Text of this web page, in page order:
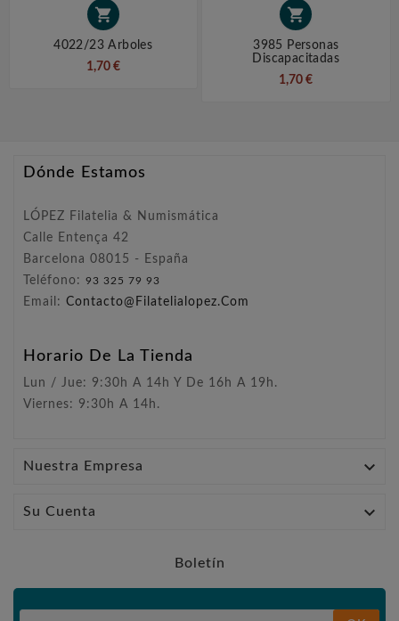

4022/23 Arboles
1,70 €

3985 Personas
Discapacitadas
1,70 €
Dónde Estamos
LÓPEZ Filatelia & Numismática
Calle Entença 42
Barcelona 08015 - España
Teléfono: 93 325 79 93
Email: Contacto@filatelialopez.com
Horario De La Tienda
Lun / Jue: 9:30h A 14h Y De 16h A 19h.
Viernes: 9:30h A 14h.
Nuestra Empresa 
Su Cuenta 
Boletín